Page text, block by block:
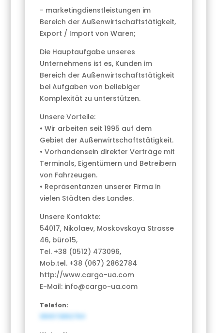
- marketingdienstleistungen im
Bereich der Außenwirtschaftstätigkeit,
Export / Import von Waren;
Die Hauptaufgabe unseres
Unternehmens ist es, Kunden im
Bereich der Außenwirtschaftstätigkeit
bei Aufgaben von beliebiger
Komplexität zu unterstützen.
Unsere Vorteile:
• Wir arbeiten seit 1995 auf dem
Gebiet der Außenwirtschaftstätigkeit.
• Vorhandensein direkter Verträge mit
Terminals, Eigentümern und Betreibern
von Fahrzeugen.
• Repräsentanzen unserer Firma in
vielen Städten des Landes.
Unsere Kontakte:
54017, Nikolaev, Moskovskaya Strasse
46, büro15,
Tel. +38 (0512) 473096,
Mob.tel. +38 (067) 2862784
http://www.cargo-ua.com
E-Mail: info@cargo-ua.com
Telefon:
380672862784